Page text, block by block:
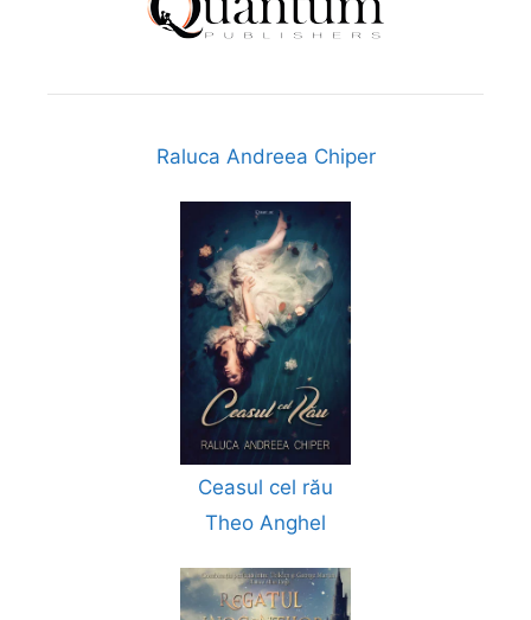
Raluca Andreea Chiper
Ceasul cel rău
Theo Anghel